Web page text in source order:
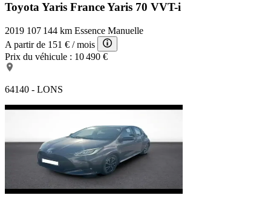
Toyota Yaris FranceYaris 70 VVT-i
2019 107 144 km Essence Manuelle
A partir de 151 € / mois
Prix du véhicule : 10 490 €
64140 - LONS